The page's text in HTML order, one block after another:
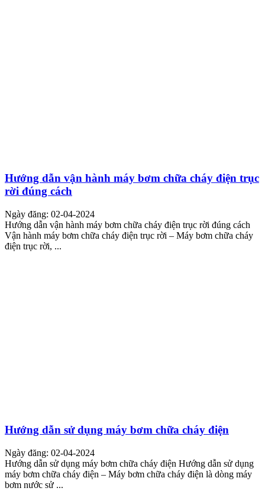
Hướng dẫn vận hành máy bơm chữa cháy điện trục
rời đúng cách
Ngày đăng: 02-04-2024
Hướng dẫn vận hành máy bơm chữa cháy điện trục rời đúng cách
Vận hành máy bơm chữa cháy điện trục rời – Máy bơm chữa cháy
điện trục rời, ...
Hướng dẫn sử dụng máy bơm chữa cháy điện
Ngày đăng: 02-04-2024
Hướng dẫn sử dụng máy bơm chữa cháy điện Hướng dẫn sử dụng
máy bơm chữa cháy điện – Máy bơm chữa cháy điện là dòng máy
bơm nước sử ...